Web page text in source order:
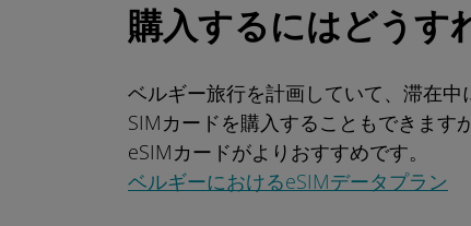
購入するにはどうす
ベルギー旅行を計画していて、滞在
SIMカードを購入することもできます
eSIMカードがよりおすすめです。
ベルギーにおけるeSIMデータプラン